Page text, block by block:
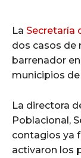
La Secretaría
dos casos de
barrenador
municipios
La directora
Poblacional,
contagios ya
activaron los